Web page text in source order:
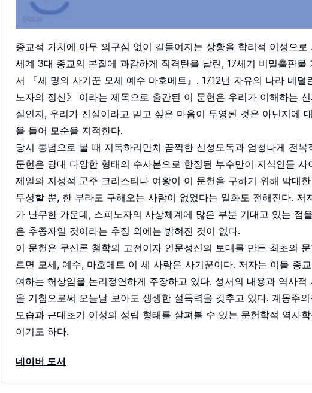
종교적 가치에 아무 의구심 없이 길들여지는 상황을 합리적 이성으로
세계 3대 종교의 본질에 과감하게 직격탄을 날린, 17세기 비밀출판물
서 『세 명의 사기꾼 모세 예수 마호메트』. 1712년 자유의 나라 네덜
노자의 정신》 이라는 제목으로 출간된 이 문헌은 우리가 이해하는
실인지, 우리가 진실이라고 믿고 싶은 마음이 투영된 것은 아닌지에
을 들어 모순을 지적한다.
당시 통념으로 볼 때 지독하리만치 끔찍한 신성모독과 엄청나게 전
문헌은 당대 다양한 형태의 수사본으로 한정된 부수만이 지식인들 사
제일의 지성적 군주 크리스티나 여왕이 이 문헌을 구하기 위해 막대
무성할 뿐, 한 부라도 구해오는 사람이 없었다는 일화도 전해진다. 저
가 난무한 가운데, 스피노자의 사상체계에 많은 부분 기대고 있는 점
은 추종자일 것이라는 추정 외에는 밝혀진 것이 없다.
이 문헌은 무신론 철학의 고전이자 인문정신의 토대를 만든 최초의
르면 모세, 예수, 마호메트 이 세 사람은 사기꾼이다. 저자는 이들 종
여하는 허상임을 논리정연하게 주장하고 있다. 성서의 내용과 역사
을 거침으로써 오늘날 보아도 생생한 설득력을 갖추고 있다. 계몽주
모습과 근대초기 이성의 성립 형태를 살펴볼 수 있는 문헌학적 역사
이기도 하다.
네이버 도서